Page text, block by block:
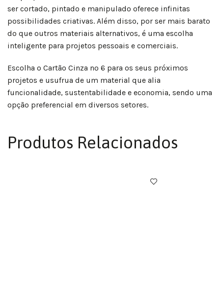
ser cortado, pintado e manipulado oferece infinitas
possibilidades criativas. Além disso, por ser mais barato
do que outros materiais alternativos, é uma escolha
inteligente para projetos pessoais e comerciais.
Escolha o Cartão Cinza nº 6 para os seus próximos
projetos e usufrua de um material que alia
funcionalidade, sustentabilidade e economia, sendo uma
opção preferencial em diversos setores.
Produtos Relacionados